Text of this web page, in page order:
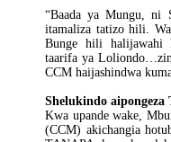
“Baada ya Mungu, ni
itamaliza tatizo hili.
Bunge hili halijawahi
taarifa ya
CCM haijashindwa
Shelukindo aipongeza
Kwa upande wake,
(CCM) akichangia